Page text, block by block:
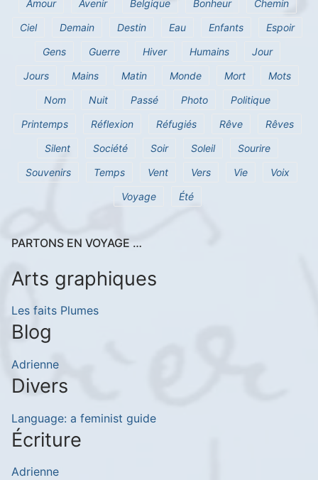
Amour Avenir Belgique Bonheur
Chemin
Ciel
Demain Destin Eau Enfants
Espoir
Gens
Guerre Hiver Humains
Jour
Jours
Mains Matin Monde Mort
Mots
Nom
Nuit Passé Photo
Politique
Printemps
Réflexion Réfugiés Rêve
Rêves
Silent
Société Soir Soleil
Sourire
Souvenirs
Temps Vent Vers Vie
Voix
Voyage
Été
PARTONS EN VOYAGE …
Arts graphiques
Les faits Plumes
Blog
Adrienne
Divers
Language: a feminist guide
Écriture
Adrienne